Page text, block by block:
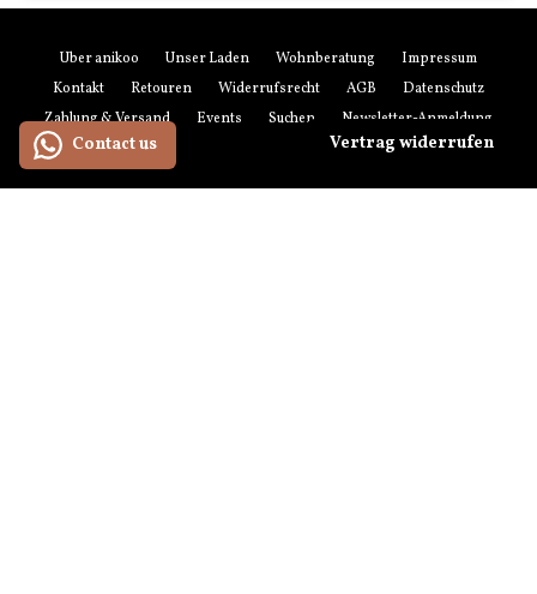
Über anikoo Unser Laden Wohnberatung
Impressum
Kontakt
Retouren Widerrufsrecht AGB
Datenschutz
Zahlung & Versand
Events Suchen Newsletter-Anmeldung
Vertrag widerrufen
Contact us